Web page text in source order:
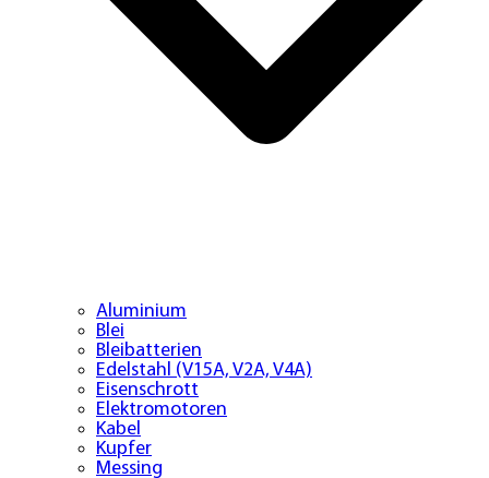
Aluminium
Blei
Bleibatterien
Edelstahl (V15A, V2A, V4A)
Eisenschrott
Elektromotoren
Kabel
Kupfer
Messing